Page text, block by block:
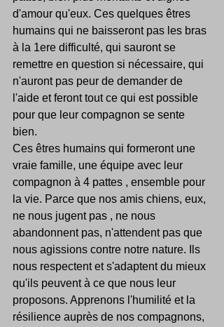
d'amour qu'eux. Ces quelques êtres
humains qui ne baisseront pas les bras
à la 1ere difficulté, qui sauront se
remettre en question si nécessaire, qui
n'auront pas peur de demander de
l'aide et feront tout ce qui est possible
pour que leur compagnon se sente
bien.
Ces êtres humains qui formeront une
vraie famille, une équipe avec leur
compagnon à 4 pattes , ensemble pour
la vie. Parce que nos amis chiens, eux,
ne nous jugent pas , ne nous
abandonnent pas, n'attendent pas que
nous agissions contre notre nature. Ils
nous respectent et s'adaptent du mieux
qu'ils peuvent à ce que nous leur
proposons. Apprenons l'humilité et la
résilience auprès de nos compagnons,